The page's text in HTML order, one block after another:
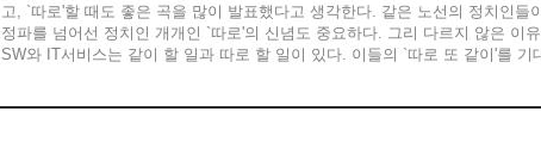
고, `따로'할 때도 좋은 곡을 많이 발표했다고 생각한다. 같은 노선의 정치인들
정파를 넘어선 정치인 개개인 `따로'의 신념도 중요하다. 그리 다르지 않은 이
SW와 IT서비스는 같이 할 일과 따로 할 일이 있다. 이들의 `따로 또 같이'를 기